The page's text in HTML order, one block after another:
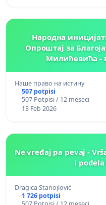
Народна
Опроштај за
Милићевића -
Наше право на истину
507 potpisi
507 Potpisi / 12 meseci
13 Feb 2026
Ne vređaj pa pevaj -
i
Dragica Stanojlović
1 726 potpisi